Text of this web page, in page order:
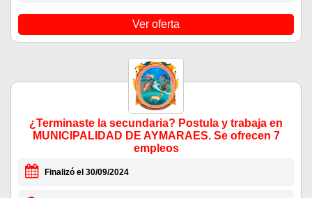
Ver oferta
¿Terminaste la secundaria? Postula y trabaja en
MUNICIPALIDAD DE AYMARAES. Se ofrecen 7
empleos
Finalizó el 30/09/2024